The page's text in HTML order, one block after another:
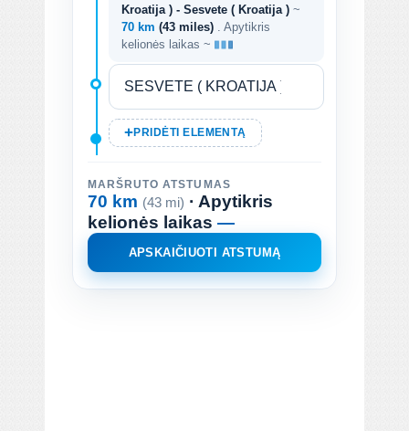
Kroatija ) - Sesvete ( Kroatija ) ~
70 km (43 miles)
. Apytikris
kelionės laikas ~
PRIDĖTI ELEMENTĄ
MARŠRUTO ATSTUMAS
70 km (43 mi) · Apytikris
kelionės laikas —
APSKAIČIUOTI ATSTUMĄ